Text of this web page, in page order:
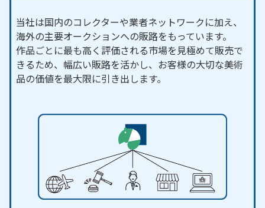
当社は国内のコレクターや業者ネットワークに加え、
海外の主要オークションへの販路をもっています。
作品ごとに最も高く評価される市場を見極めて販売で
きるため、幅広い販路を活かし、お客様の大切な美術
品の価値を最大限に引き出します。